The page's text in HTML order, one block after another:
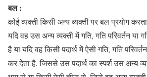
बल :
कोई व्यक्ती किसी अन्य व्यक्ती पर बल प्रयोग
यदि वह उस अन्य व्यक्ती में गति, गति परिवर्तन या
है या यदि वह किसी पदार्थ में ऐसी गति, गति
कर देता है, जिससे उस पदार्थ का स्पर्श उस अन्य